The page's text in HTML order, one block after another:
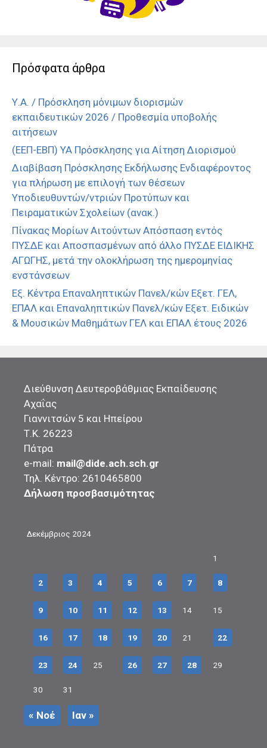
Πρόσφατα άρθρα
Υ.Α. / Πρόσκληση μόνιμων διορισμών
εκπαιδευτικών 2026 / Προθεσμία υποβολής
αιτήσεων
(ΕΕΠ-ΕΒΠ) ΥΑ Πρόσκλησης για Αίτηση Διορισμού
Διαβίβαση Πρόσκλησης Εκδήλωσης Ενδιαφέροντος
για πλήρωση με επιλογή των θέσεων
Υποδιευθυντών/ντριών Προτύπων και
Πειραματικών Σχολείων (ανακ.)
Πίνακας Μορίων Αιτούντων Απόσπαση εντός
ΠΥΣΔΕ και Αποσπασμένων από άλλο ΠΥΣΔΕ ΕΙΔΙΚΗΣ
ΑΓΩΓΗΣ, μετά την ολοκλήρωση της ημερομηνίας
ενστάνσεων
Εξ. Κέντρα Επαναληπτικών Πανελ/κών Εξετ. ΓΕΛ,
ΕΠΑΛ και Επαναληπτικών Πανελ/κών Εξετ. Ειδικών
& Μουσικών Μαθημάτων ΓΕΛ και ΕΠΑΛ έτους 2026
Διεύθυνση Δευτεροβάθμιας Εκπαίδευσης
Αχαΐας
Γιαννιτσών 5 και Ηπείρου
Τ.Κ. 26223
Πάτρα
e-mail: mail@dide.ach.sch.gr
Τηλ. Κέντρο: 2610465800
Δήλωση προσβασιμότητας
Δεκέμβριος 2024
1
2 3 4 5 6 7 8
9 10 11 12 13 14 15
16 17 18 19 20 21 22
23 24 25 26 27 28 29
30 31
« Νοέ Ιαν »